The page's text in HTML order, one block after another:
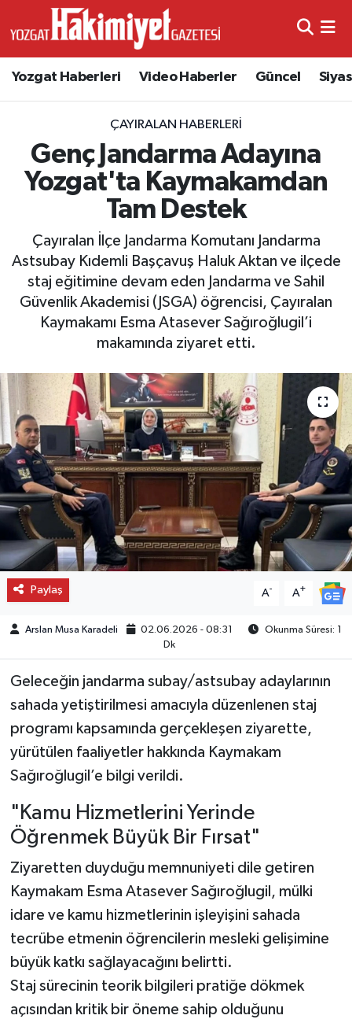
Yozgat Haberleri Video Haberler Güncel
ÇAYIRALAN HABERLERI
Genç Jandarma Adayına
Yozgat'ta Kaymakamdan
Tam Destek
Çayıralan İlçe Jandarma Komutanı Jandarma
Astsubay Kıdemli Başçavuş Haluk Aktan ve ilçede
staj eğitimine devam eden Jandarma ve Sahil
Güvenlik Akademisi (JSGA) öğrencisi, Çayıralan
Kaymakamı Esma Atasever Sağıroğlugil’i
makamında ziyaret etti.
Paylaş A- A+
Arslan Musa Karadeli 02.06.2026 - 08:31
Okunma Süresi: 1
Dk
​Geleceğin jandarma subay/astsubay adaylarının
sahada yetiştirilmesi amacıyla düzenlenen staj
programı kapsamında gerçekleşen ziyarette,
yürütülen faaliyetler hakkında Kaymakam
Sağıroğlugil’e bilgi verildi.
​"Kamu Hizmetlerini Yerinde
Öğrenmek Büyük Bir Fırsat"
​Ziyaretten duyduğu memnuniyeti dile getiren
Kaymakam Esma Atasever Sağıroğlugil, mülki
idare ve kamu hizmetlerinin işleyişini sahada
tecrübe etmenin öğrencilerin mesleki gelişimine
büyük katkı sağlayacağını belirtti.
Staj sürecinin teorik bilgileri pratiğe dökmek
açısından kritik bir öneme sahip olduğunu